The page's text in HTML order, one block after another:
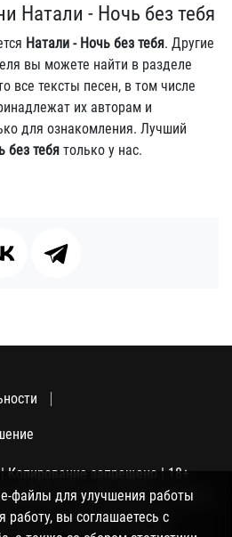
Натали - Ночь без тебя
Натали - Ночь без тебя. Другие
вы можете найти в разделе
все тексты песен, в том числе
их авторам и
для ознакомления. Лучший
без тебя только у нас.
запрещено | 18+
ваше полное согласие
пользовательским
файлы для улучшения работы
работу, вы соглашаетесь с